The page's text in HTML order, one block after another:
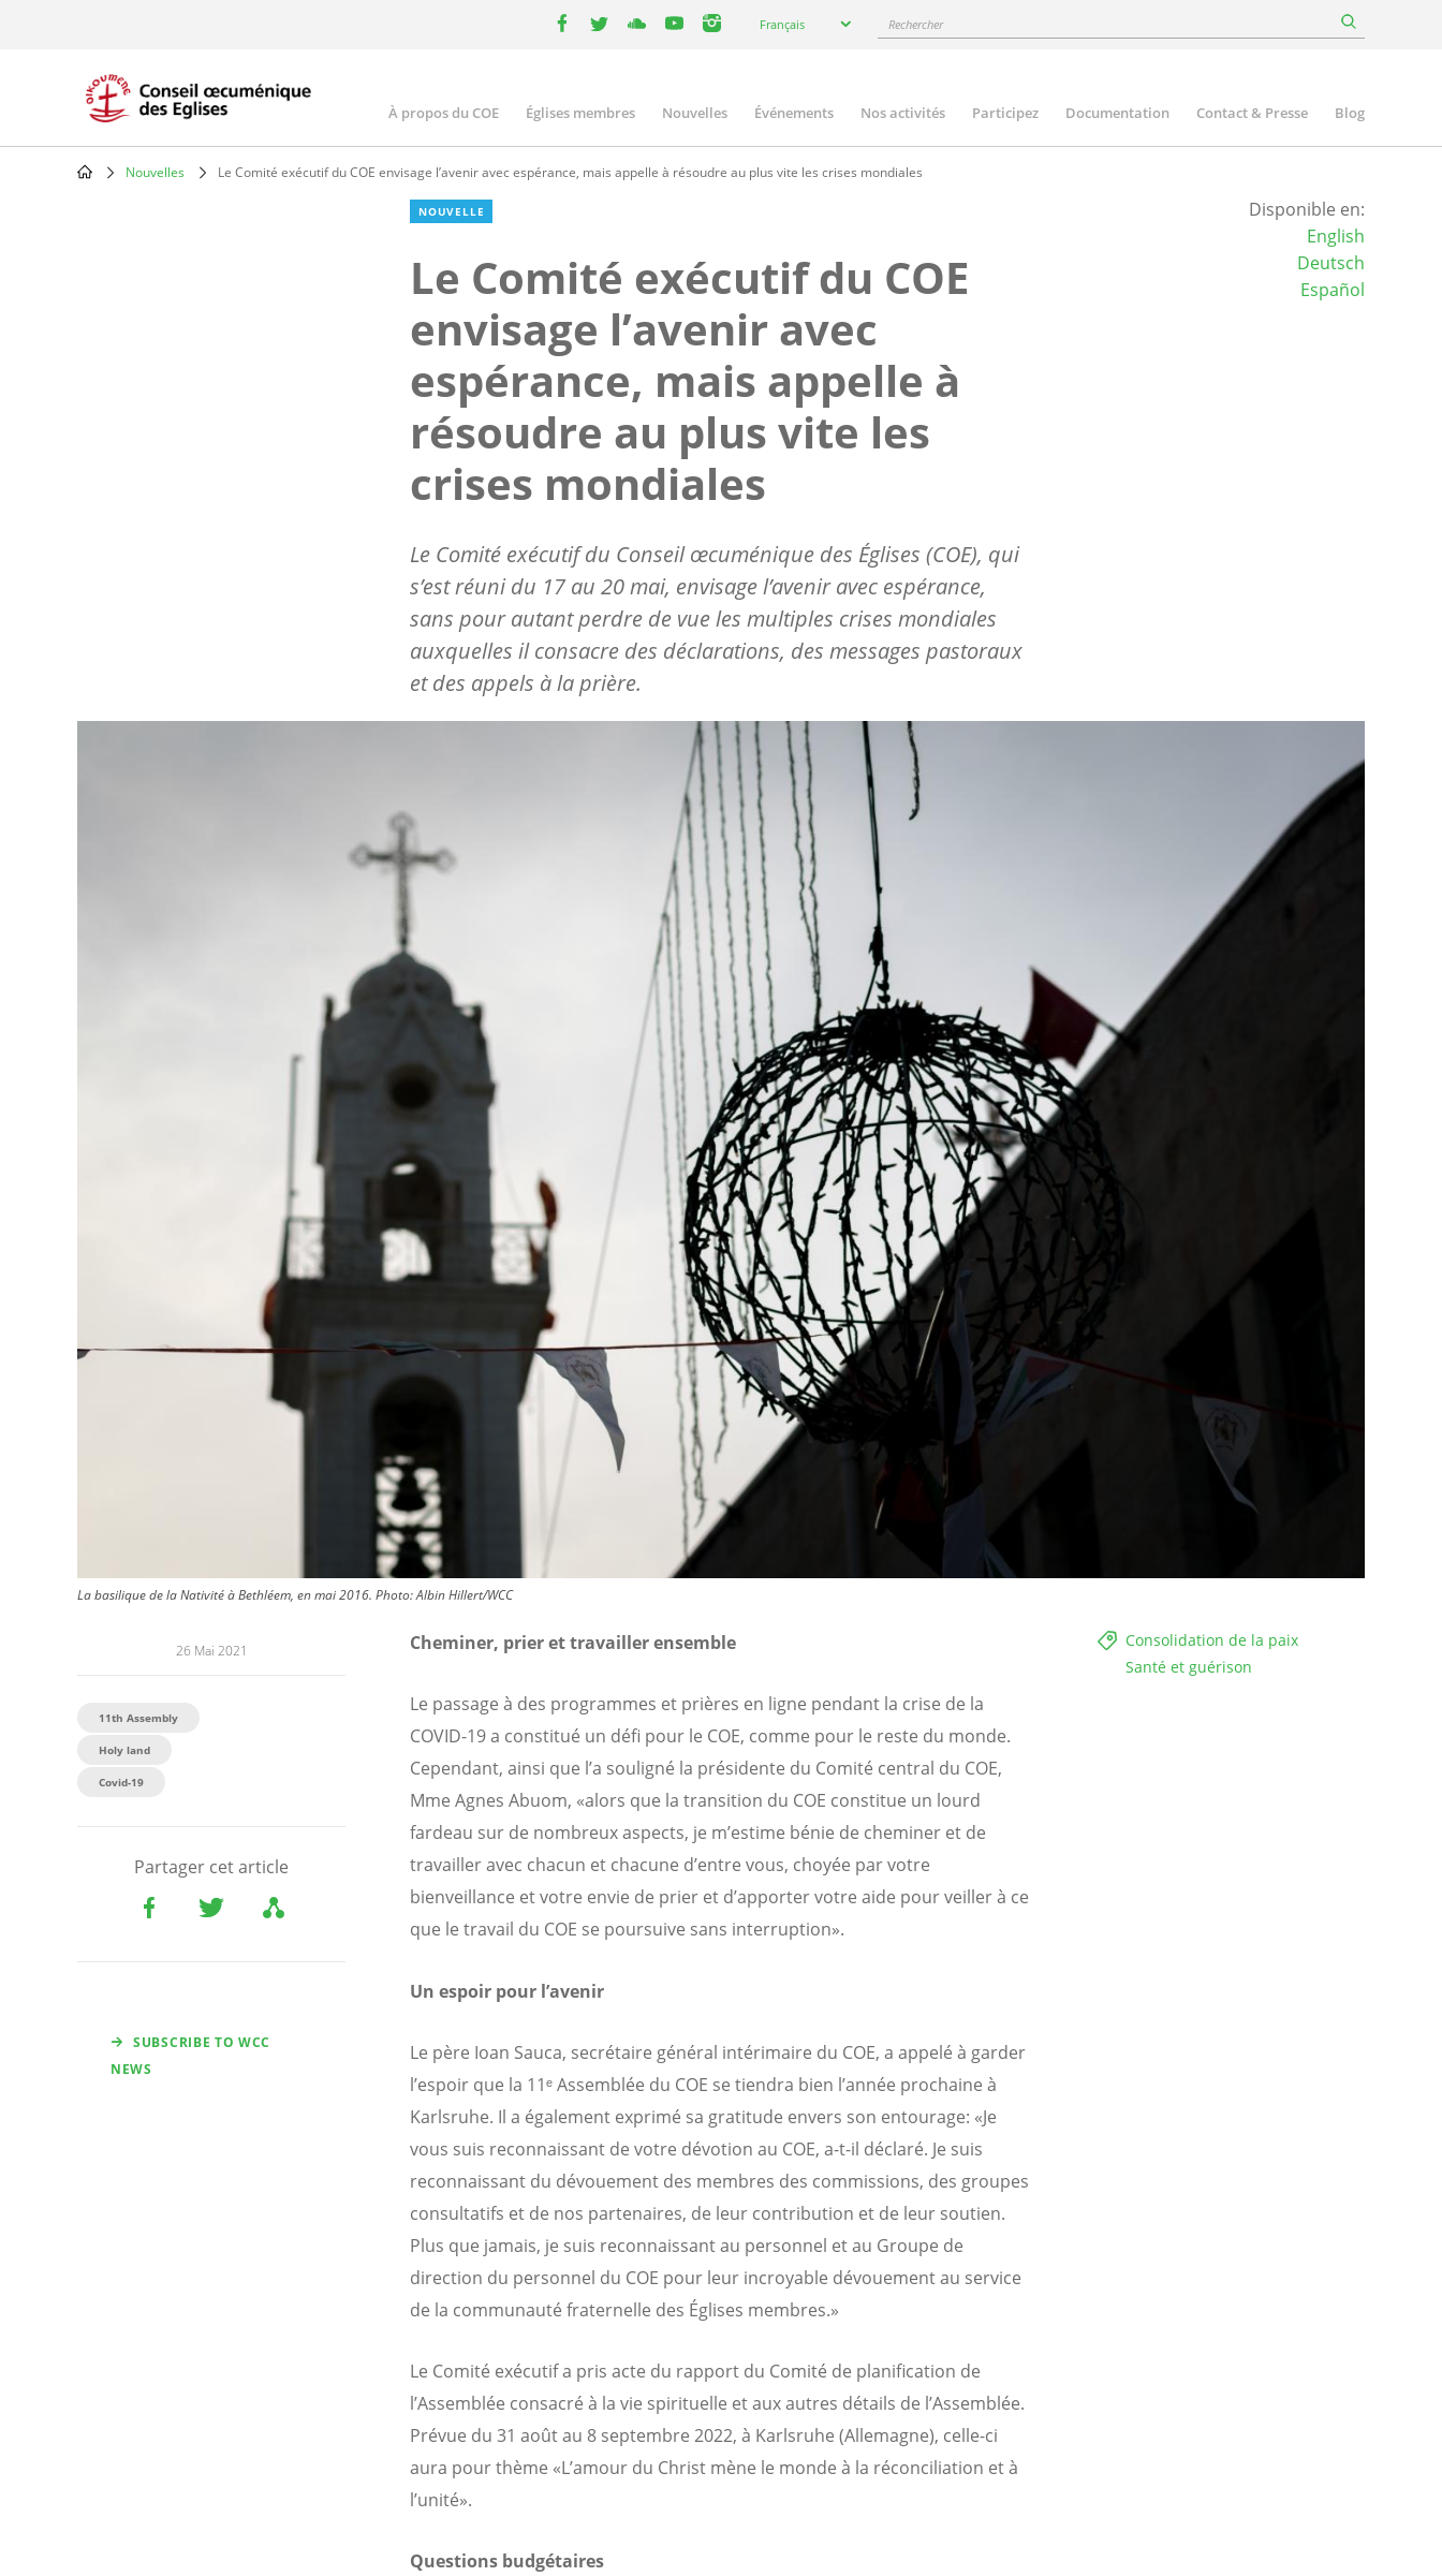
your
Français Rechercher
Main
navigation
À propos du COE Églises membres Nouvelles Événements Nos activités Participez Documentation Contact & Presse Blog
Nouvelles Le Comité exécutif du COE envisage l’avenir avec espérance, mais appelle à résoudre au plus vite les crises mondiales
NOUVELLE
Le Comité exécutif du COE
envisage l’avenir avec
espérance, mais appelle à
résoudre au plus vite les
crises mondiales
Le Comité exécutif du Conseil œcuménique des Églises (COE), qui
s’est réuni du 17 au 20 mai, envisage l’avenir avec espérance,
sans pour autant perdre de vue les multiples crises mondiales
auxquelles il consacre des déclarations, des messages pastoraux
et des appels à la prière.
Disponible en:
English
Deutsch
Español
La basilique de la Nativité à Bethléem, en mai 2016. Photo:Albin Hillert/WCC
26 Mai 2021
11th Assembly
Holy land
Covid-19
Partager cet article
SUBSCRIBE TO WCC
NEWS
Consolidation de la paix
Santé et guérison
Cheminer, prier et travailler ensemble
Le passage à des programmes et prières en ligne pendant la crise de la
COVID-19 a constitué un défi pour le COE, comme pour le reste du monde.
Cependant, ainsi que l’a souligné la présidente du Comité central du COE,
Mme Agnes Abuom, «alors que la transition du COE constitue un lourd
fardeau sur de nombreux aspects, je m’estime bénie de cheminer et de
travailler avec chacun et chacune d’entre vous, choyée par votre
bienveillance et votre envie de prier et d’apporter votre aide pour veiller à ce
que le travail du COE se poursuive sans interruption».
Un espoir pour l’avenir
Le père Ioan Sauca, secrétaire général intérimaire du COE, a appelé à garder
l’espoir que la 11ᵉ Assemblée du COE se tiendra bien l’année prochaine à
Karlsruhe. Il a également exprimé sa gratitude envers son entourage: «Je
vous suis reconnaissant de votre dévotion au COE, a-t-il déclaré. Je suis
reconnaissant du dévouement des membres des commissions, des groupes
consultatifs et de nos partenaires, de leur contribution et de leur soutien.
Plus que jamais, je suis reconnaissant au personnel et au Groupe de
direction du personnel du COE pour leur incroyable dévouement au service
de la communauté fraternelle des Églises membres.»
Le Comité exécutif a pris acte du rapport du Comité de planification de
l’Assemblée consacré à la vie spirituelle et aux autres détails de l’Assemblée.
Prévue du 31 août au 8 septembre 2022, à Karlsruhe (Allemagne), celle-ci
aura pour thème «L’amour du Christ mène le monde à la réconciliation et à
l’unité».
Questions budgétaires